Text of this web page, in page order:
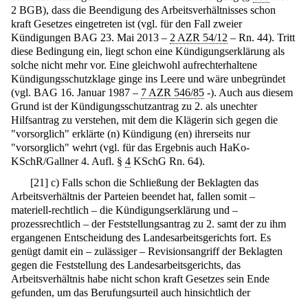
2 BGB), dass die Beendigung des Arbeitsverhältnisses schon
kraft Gesetzes eingetreten ist (vgl. für den Fall zweier
Kündigungen BAG 23. Mai 2013 – 2 AZR 54/12 – Rn. 44). Tritt
diese Bedingung ein, liegt schon eine Kündigungserklärung als
solche nicht mehr vor. Eine gleichwohl aufrechterhaltene
Kündigungsschutzklage ginge ins Leere und wäre unbegründet
(vgl. BAG 16. Januar 1987 – 7 AZR 546/85 -). Auch aus diesem
Grund ist der Kündigungsschutzantrag zu 2. als unechter
Hilfsantrag zu verstehen, mit dem die Klägerin sich gegen die
"vorsorglich" erklärte (n) Kündigung (en) ihrerseits nur
"vorsorglich" wehrt (vgl. für das Ergebnis auch HaKo-
KSchR/Gallner 4. Aufl. § 4 KSchG Rn. 64).
[21] c) Falls schon die Schließung der Beklagten das
Arbeitsverhältnis der Parteien beendet hat, fallen somit –
materiell-rechtlich – die Kündigungserklärung und –
prozessrechtlich – der Feststellungsantrag zu 2. samt der zu ihm
ergangenen Entscheidung des Landesarbeitsgerichts fort. Es
genügt damit ein – zulässiger – Revisionsangriff der Beklagten
gegen die Feststellung des Landesarbeitsgerichts, das
Arbeitsverhältnis habe nicht schon kraft Gesetzes sein Ende
gefunden, um das Berufungsurteil auch hinsichtlich der